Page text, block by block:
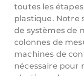
toutes les
plastique. Notre
de systèmes de
colonnes de
machines de
nécessaire pour